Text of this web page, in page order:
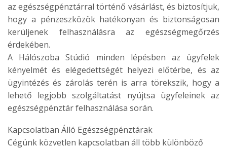
az egészségpénztárral történő vásárlást, és biztosítjuk,
hogy a pénzeszközök hatékonyan és biztonságosan
kerüljenek felhasználásra az egészségmegőrzés
érdekében.
A Hálószoba Stúdió minden lépésben az ügyfelek
kényelmét és elégedettségét helyezi előtérbe, és az
ügyintézés és zárolás terén is arra törekszik, hogy a
lehető legjobb szolgáltatást nyújtsa ügyfeleinek az
egészségpénztár felhasználása során.
Kapcsolatban Álló Egészségpénztárak
Cégünk közvetlen kapcsolatban áll több különböző